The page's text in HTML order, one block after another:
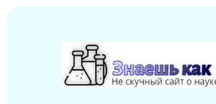
содержимому